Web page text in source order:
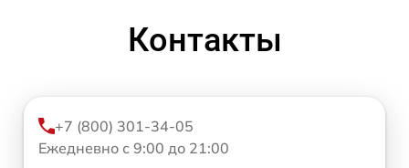
Контакты
+7 (800) 301-34-05
Ежедневно с 9:00 до 21:00